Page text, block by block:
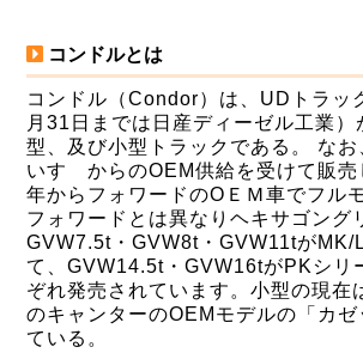
コンドルとは
コンドル（Condor）は、UDトラッ
月31日までは日産ディーゼル工業）
型、及び小型トラックである。 な
いすゞからのOEM供給を受けて販
年からフォワードのOＥＭ車でフル
フォワードとは異なりヘキサゴング
GVW7.5t・GVW8t・GVW11tがMK/
て、GVW14.5t・GVW16tがPKシリ
ぞれ発売されています。小型の現在
のキャンターのOEMモデルの「カゼ
ている。